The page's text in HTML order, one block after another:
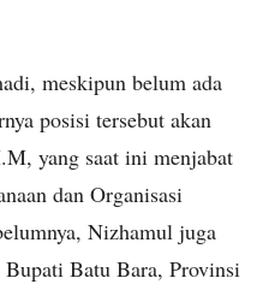
meskipun belum ada
posisi tersebut akan
yang saat ini menjabat
dan Organisasi
Nizhamul juga
Bupati Batu Bara, Provinsi